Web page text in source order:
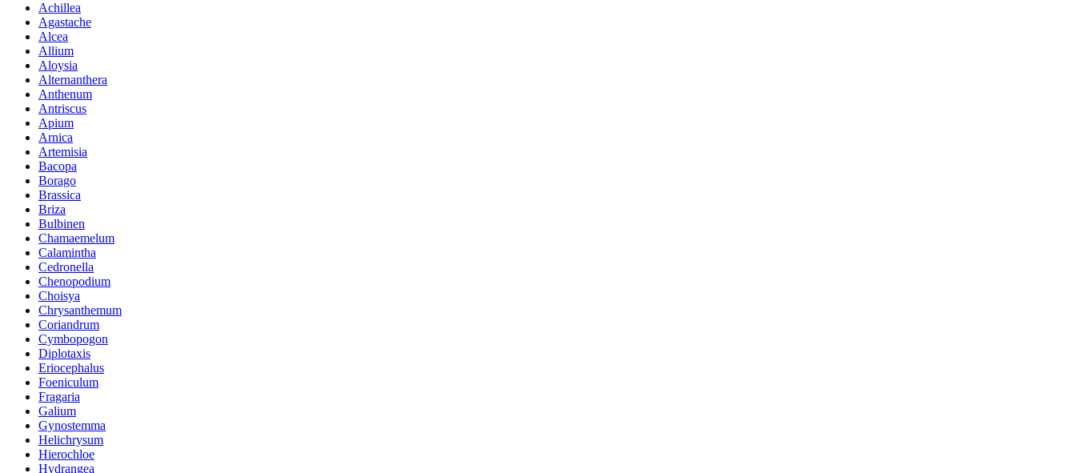
Achillea
Agastache
Alcea
Allium
Aloysia
Alternanthera
Anthenum
Antriscus
Apium
Arnica
Artemisia
Bacopa
Borago
Brassica
Briza
Bulbinen
Chamaemelum
Calamintha
Cedronella
Chenopodium
Choisya
Chrysanthemum
Coriandrum
Cymbopogon
Diplotaxis
Eriocephalus
Foeniculum
Fragaria
Galium
Gynostemma
Helichrysum
Hierochloe
Hydrangea